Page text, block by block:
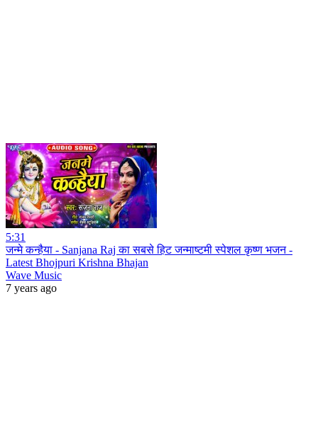
5:31
जन्मे कन्हैया - Sanjana Raj का सबसे हिट जन्माष्टमी स्पेशल कृष्ण भजन -
Latest Bhojpuri Krishna Bhajan
Wave Music
7 years ago